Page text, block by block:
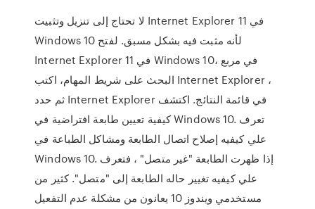
لا تحتاج إلى تنزيل وتثبيت Internet Explorer 11 في
Windows 10 لأنه مثبت فيه بشكل مسبق. لفتح
Internet Explorer 11 في Windows 10، في مربع
البحث على شريط المهام، اكتب Internet Explorer ،
ثم حدد Internet Explorer في قائمة النتائج. اكتشف
كيفية تعيين طابعة افتراضية في Windows 10. تعرف
علي كيفيه إصلاح اتصال الطابعة ومشاكل الطباعة في
Windows 10. إذا ظهرت الطابعة "غير متصل" ، فتعرف
علي كيفيه تغيير حاله الطابعة إلى "متصل". كثير من
مستخدمي ويندوز 10 يعانون من مشكلة عدم التفعيل